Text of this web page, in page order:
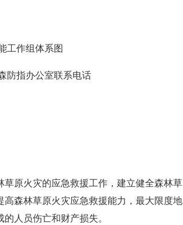
工作组体系图
防指办公室联系电话
草原火灾的应急救援工作，建立健全森林草
高森林草原火灾应急救援能力，最大限度地
人员伤亡和财产损失。